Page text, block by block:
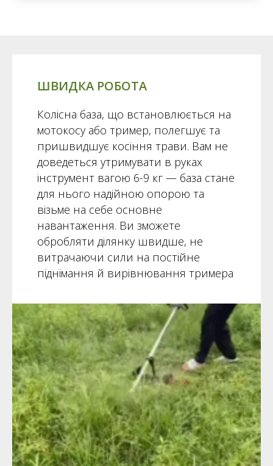
ШВИДКА РОБОТА
Колісна база, що встановлюється на
мотокосу або тример, полегшує та
пришвидшує косіння трави. Вам не
доведеться утримувати в руках
інструмент вагою 6-9 кг — база стане
для нього надійною опорою та
візьме на себе основне
навантаження. Ви зможете
обробляти ділянку швидше, не
витрачаючи сили на постійне
піднімання й вирівнювання тримера